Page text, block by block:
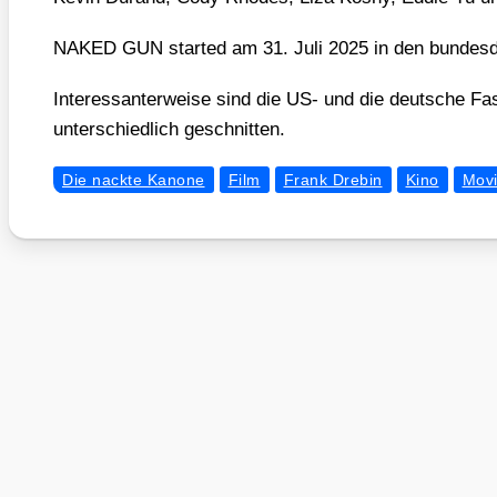
NAKED GUN star­ted am 31. Juli 2025 in den
Inter­es­san­ter­wei­se sind die US- und die deut­sche
unter­schied­lich geschnit­ten.
Die nackte Kanone Film Frank Drebin Kino